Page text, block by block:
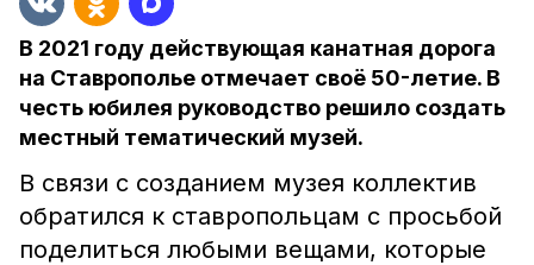
В 2021 году действующая канатная дорога
на Ставрополье отмечает своё 50-летие. В
честь юбилея руководство решило создать
местный тематический музей.
В связи с созданием музея коллектив
обратился к ставропольцам с просьбой
поделиться любыми вещами, которые